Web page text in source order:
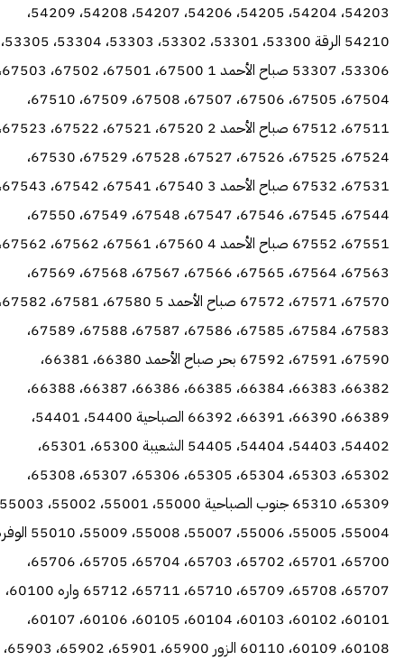
54203، 54204، 54205، 54206، 54207، 54208، 54209،
54210 الرقة 53300، 53301، 53302، 53303، 53304، 53305،
53306، 53307 صباح
67504، 67505، 67506، 67507، 67508، 67509، 67510،
67511، 67512 صباح
67524، 67525، 67526، 67527، 67528، 67529، 67530،
67531، 67532 صباح
67544، 67545، 67546، 67547، 67548، 67549، 67550،
67551، 67552 صباح
67563، 67564، 67565، 67566، 67567، 67568، 67569،
67570، 67571، 67572
67583، 67584، 67585، 67586، 67587، 67588، 67589،
67590، 67591، 67592 بحر صباح الأحمد 66380، 66381،
66382، 66383، 66384، 66385، 66386، 66387، 66388،
66389، 66390، 66391، 66392 الصباحية 54400، 54401،
54402، 54403، 54404، 54405 الشعيبة 65300، 65301،
65302، 65303، 65304، 65305، 65306، 65307، 65308،
55004، 55005، 55006، 55007، 55008،
65700، 65701، 65702، 65703، 65704، 65705، 65706،
65707، 65708، 65709، 65710، 65711، 65712 واره 60100،
60101، 60102، 60103، 60104، 60105، 60106، 60107،
60108، 60109، 60110 الزور 65900، 65901، 65902، 65903،